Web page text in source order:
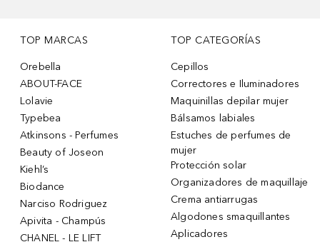
TOP MARCAS
Orebella
ABOUT-FACE
Lolavie
Typebea
Atkinsons - Perfumes
Beauty of Joseon
Kiehl’s
Biodance
Narciso Rodriguez
Apivita - Champús
CHANEL - LE LIFT
TOP CATEGORÍAS
Cepillos
Correctores e Iluminadores
Maquinillas depilar mujer
Bálsamos labiales
Estuches de perfumes de
mujer
Protección solar
Organizadores de maquillaje
Crema antiarrugas
Algodones smaquillantes
Aplicadores